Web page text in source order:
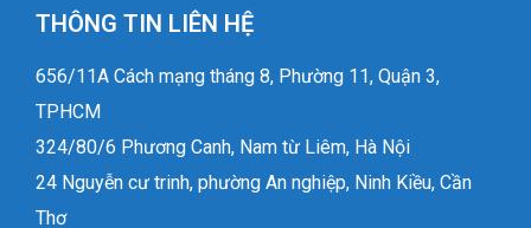
THÔNG TIN LIÊN HỆ
656/11A Cách mạng tháng 8, Phường 11, Quận 3,
TPHCM
324/80/6 Phương Canh, Nam từ Liêm, Hà Nội
24 Nguyễn cư trinh, phường An nghiệp, Ninh Kiều, Cần
Thơ